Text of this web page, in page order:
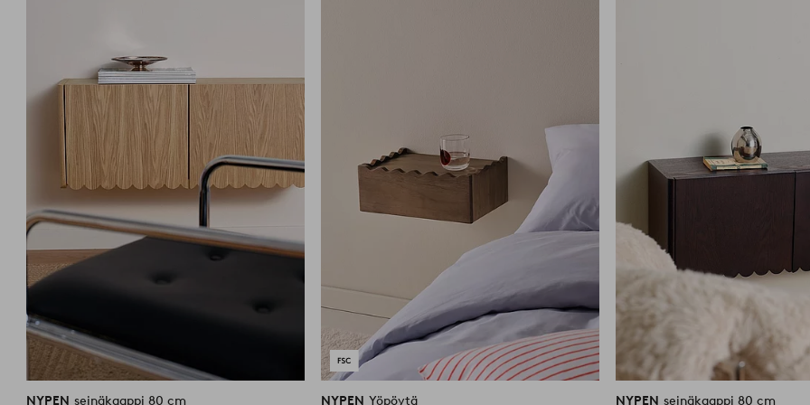
NYPEN seinäkaappi 80 cm NYPEN Yöpöytä NYPEN seinäkaappi 80 cm